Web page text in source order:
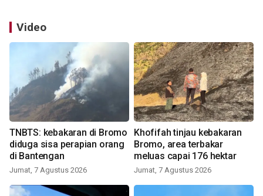
Video
TNBTS: kebakaran di Bromo
diduga sisa perapian orang
di Bantengan
Jumat, 7 Agustus 2026
Khofifah tinjau kebakaran
Bromo, area terbakar
meluas capai 176 hektar
Jumat, 7 Agustus 2026